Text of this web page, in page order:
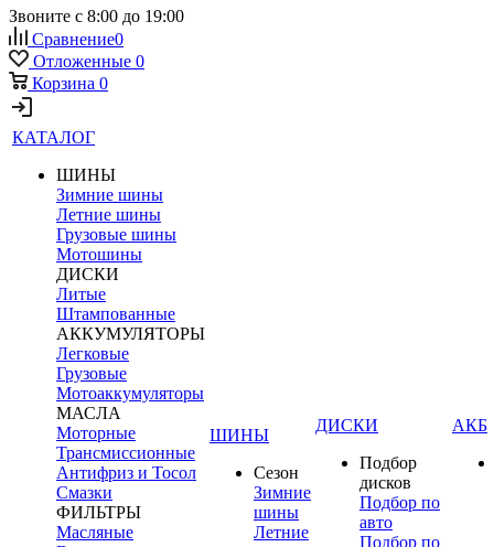
Звоните с 8:00 до 19:00
Сравнение0
Отложенные 0
Корзина 0
КАТАЛОГ
ШИНЫ
Зимние шины
Летние шины
Грузовые шины
Мотошины
ДИСКИ
Литые
Штампованные
АККУМУЛЯТОРЫ
Легковые
Грузовые
Мотоаккумуляторы
МАСЛА
Моторные
Трансмиссионные
Антифриз и Тосол
Смазки
ФИЛЬТРЫ
Масляные
ШИНЫ
Сезон
Зимние
шины
Летние
ДИСКИ
Подбор
дисков
Подбор по
авто
Подбор по
АКБ